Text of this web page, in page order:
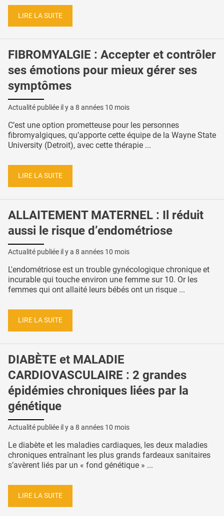
LIRE LA SUITE
FIBROMYALGIE : Accepter et contrôler
ses émotions pour mieux gérer ses
symptômes
Actualité publiée il y a 8 années 10 mois
C’est une option prometteuse pour les personnes
fibromyalgiques, qu’apporte cette équipe de la Wayne State
University (Detroit), avec cette thérapie ...
LIRE LA SUITE
ALLAITEMENT MATERNEL : Il réduit
aussi le risque d’endométriose
Actualité publiée il y a 8 années 10 mois
L'endométriose est un trouble gynécologique chronique et
incurable qui touche environ une femme sur 10. Or les
femmes qui ont allaité leurs bébés ont un risque ...
LIRE LA SUITE
DIABÈTE et MALADIE
CARDIOVASCULAIRE : 2 grandes
épidémies chroniques liées par la
génétique
Actualité publiée il y a 8 années 10 mois
Le diabète et les maladies cardiaques, les deux maladies
chroniques entraînant les plus grands fardeaux sanitaires
s’avèrent liés par un « fond génétique » ...
LIRE LA SUITE